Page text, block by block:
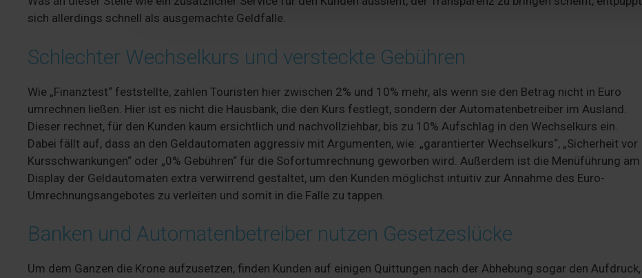
sich allerdings schnell als ausgemachte Geldfalle.
Schlechter Wechselkurs und versteckte Gebühren
Wie „Finanztest“ feststellte, zahlen Touristen hier zwischen 2% und 10% mehr, als wenn sie den Betrag nicht in Euro
umrechnen ließen. Hier ist es nicht die Hausbank, die den Kurs festlegt, sondern der Automatenbetreiber im Ausland.
Dieser rechnet, für den Kunden kaum ersichtlich und nachvollziehbar, bis zu 10% Aufschlag in den Wechselkurs ein.
Dabei fällt auf, dass an den Geldautomaten aggressiv mit Argumenten, wie: „garantierter Wechselkurs“, „Sicherheit vor
Kursschwankungen“ oder „0% Gebühren“ für die Sofortumrechnung geworben wird. Außerdem ist die Menüführung am
Display der Geldautomaten extra verwirrend gestaltet, um den Kunden möglichst intuitiv zur Annahme des Euro-
Umrechnungsangebotes zu verleiten und somit in die Falle zu tappen.
Banken und Automatenbetreiber nutzen Gesetzeslücke
Um dem Ganzen die Krone aufzusetzen, finden Kunden auf einigen Quittungen nach der Abhebung sogar den Aufdruck,